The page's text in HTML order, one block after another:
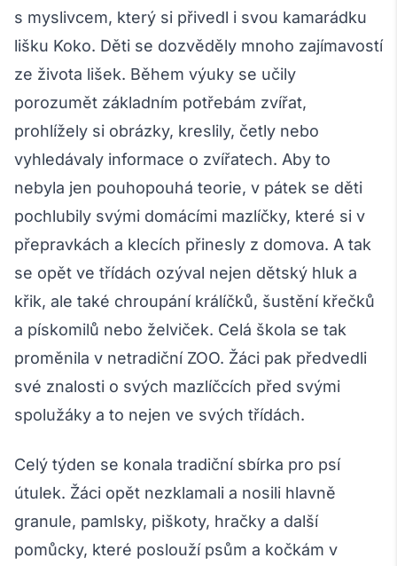
s myslivcem, který si přivedl i svou kamarádku
lišku Koko. Děti se dozvěděly mnoho zajímavostí
ze života lišek. Během výuky se učily
porozumět základním potřebám zvířat,
prohlížely si obrázky, kreslily, četly nebo
vyhledávaly informace o zvířatech. Aby to
nebyla jen pouhopouhá teorie, v pátek se děti
pochlubily svými domácími mazlíčky, které si v
přepravkách a klecích přinesly z domova. A tak
se opět ve třídách ozýval nejen dětský hluk a
křik, ale také chroupání králíčků, šustění křečků
a pískomilů nebo želviček. Celá škola se tak
proměnila v netradiční ZOO. Žáci pak předvedli
své znalosti o svých mazlíčcích před svými
spolužáky a to nejen ve svých třídách.
Celý týden se konala tradiční sbírka pro psí
útulek. Žáci opět nezklamali a nosili hlavně
granule, pamlsky, piškoty, hračky a další
pomůcky, které poslouží psům a kočkám v